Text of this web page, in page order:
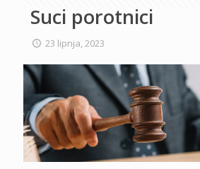
Suci porotnici
23 lipnja, 2023